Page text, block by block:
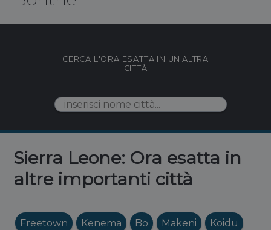
CERCA L'ORA ESATTA IN UN'ALTRA
CITTÀ
Sierra Leone: Ora esatta in
altre importanti città
Freetown Kenema Bo Makeni Koidu